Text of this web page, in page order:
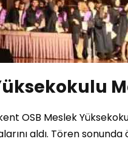
OSB Meslek
aldı. Tören